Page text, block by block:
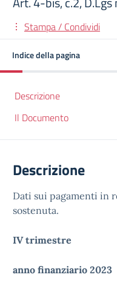
Stampa / Condividi
Indice della pagina
Descrizione
Il Documento
Descrizione
Dati sui pagamenti in
sostenuta.
IV trimestre
anno finanziario 2023